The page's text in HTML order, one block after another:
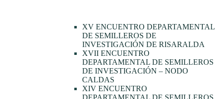
XV ENCUENTRO DEPARTAMENTAL
DE SEMILLEROS DE
INVESTIGACIÓN DE RISARALDA
XVII ENCUENTRO
DEPARTAMENTAL DE SEMILLEROS
DE INVESTIGACIÓN – NODO
CALDAS
XIV ENCUENTRO
DEPARTAMENTAL DE SEMILLEROS